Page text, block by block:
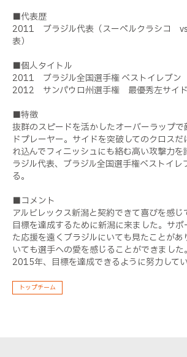
■代表歴
2011 ブラジル代表（スーペルクラシコ
表）
■個人タイトル
2011 ブラジル全国選手権 ベストイレブン
2012 サンパウロ州選手権 最優秀左サイ
■特徴
抜群のスピードを活かしたオーバーラップで
ドプレーヤー。サイドを突破してのクロス
れ込んでフィニッシュにも絡む高い攻撃力
ラジル代表、ブラジル全国選手権ベストイレ
る。
■コメント
アルビレックス新潟と契約できて喜びを感じ
目標を達成するために新潟に来ました。サポ
た応援を遠くブラジルにいても見たことがあ
いても選手への愛を感じることができまし
2015年、目標を達成できるように努力してい
トップチーム